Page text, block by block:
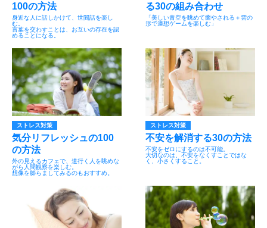
100の方法
身近な人に話しかけて、世間話を楽し
む。
言葉を交わすことは、お互いの存在を認
めることになる。
る30の組み合わせ
「美しい青空を眺めて癒やされる＋雲の
形で連想ゲームを楽しむ」
ストレス対策
気分リフレッシュの100
の方法
外の見えるカフェで、道行く人を眺めな
がら人間観察を楽しむ。
想像を膨らましてみるのもおすすめ。
ストレス対策
不安を解消する30の方法
不安をゼロにするのは不可能。
大切なのは、不安をなくすことではな
く、小さくすること。